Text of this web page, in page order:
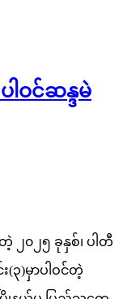
ဝင်ဆန္ဒမဲ
၂၀၂၅ ခုနှစ်၊ ပါတီ
)မှာပါဝင်တဲ့